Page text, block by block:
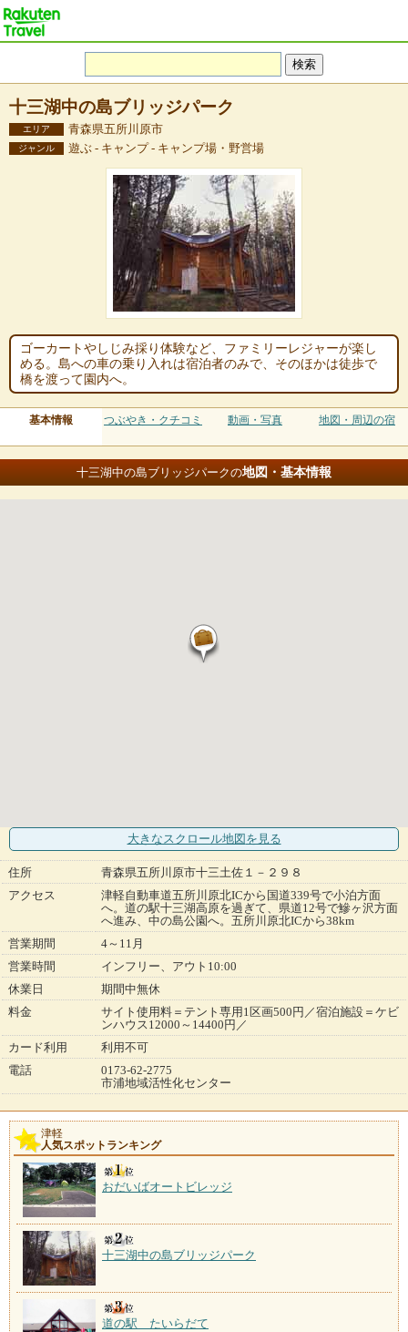
十三湖中の島ブリッジパーク
エリア 青森県五所川原市
ジャンル 遊ぶ - キャンプ - キャンプ場・野営場
ゴーカートやしじみ採り体験など、ファミリーレジャーが楽し
める。島への車の乗り入れは宿泊者のみで、そのほかは徒歩で
橋を渡って園内へ。
基本情報 つぶやき・クチコミ 動画・写真 地図・周辺の宿
十三湖中の島ブリッジパークの地図・基本情報
大きなスクロール地図 を見る
住所
青森県五所川原市十三土佐１－２９８
アクセス
津軽自動車道五所川原北ICから国道339号で小泊方面
へ。道の駅十三湖高原を過ぎて、県道12号で鰺ヶ沢方面
へ進み、中の島公園へ。五所川原北ICから38km
営業期間
4～11月
営業時間
インフリー、アウト10:00
休業日
期間中無休
料金
サイト使用料＝テント専用1区画500円／宿泊施設＝ケビ
ンハウス12000～14400円／
カード利用
利用不可
電話
0173-62-2775
市浦地域活性化センター
津軽
人気スポットランキング
おだいばオートビレッジ
十三湖中の島ブリッジパーク
道の駅 たいらだて